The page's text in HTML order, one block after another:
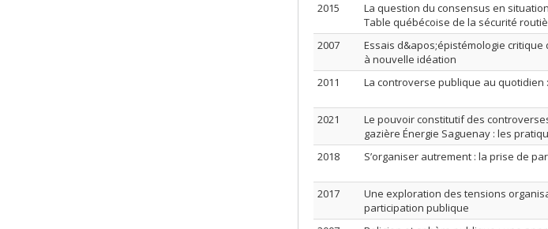
2015
La question du consensus en
Table québécoise de la sécurité
2007
Essais d&apos;épistémologie
à nouvelle idéation
2011
La controverse publique au quotidien
2021
Le pouvoir constitutif des
gazière Énergie Saguenay : les
2018
S’organiser autrement : la prise de
2017
Une exploration des tensions
participation publique